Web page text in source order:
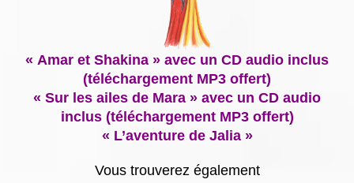
« Amar et Shakina » avec un CD audio inclus
(téléchargement MP3 offert)
« Sur les ailes de Mara » avec un CD audio
inclus (téléchargement MP3 offert)
« L’aventure de Jalia »
Vous trouverez également